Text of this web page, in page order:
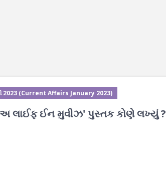
2023 (Current Affairs January 2023)
અ‌ લાઈફ ઈન મુવીઝ' પુસ્તક કોણે લખ્યું ?